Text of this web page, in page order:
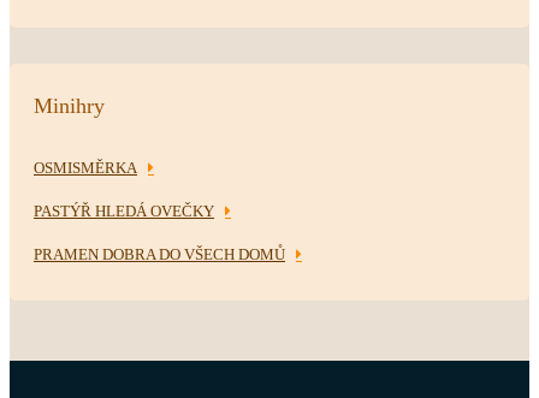
Minihry
OSMISMĚRKA
PASTÝŘ HLEDÁ OVEČKY
PRAMEN DOBRA DO VŠECH DOMŮ